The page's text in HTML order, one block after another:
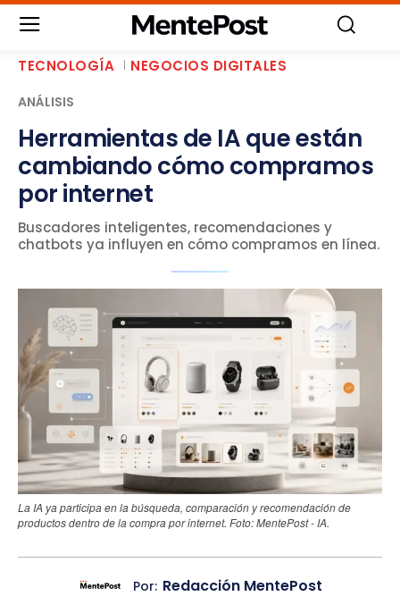
TECNOLOGÍA NEGOCIOS DIGITALES
ANÁLISIS
Herramientas de IA que están
cambiando cómo compramos
por internet
Buscadores inteligentes, recomendaciones y
chatbots ya influyen en cómo compramos en línea.
La IA ya participa en la búsqueda, comparación y recomendación de
productos dentro de la compra por internet. Foto: MentePost - IA.
Por: Redacción MentePost